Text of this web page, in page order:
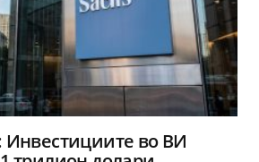
Инвестициите во ВИ